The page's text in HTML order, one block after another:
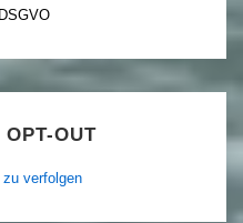
OUT
verfolgen